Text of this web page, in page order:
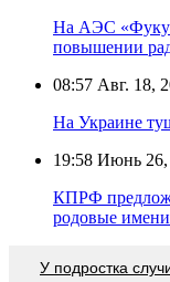
На АЭС
повышении
08:57 Авг. 18,
На Украине
19:58 Июнь 26,
КПРФ
родовые
У подростка